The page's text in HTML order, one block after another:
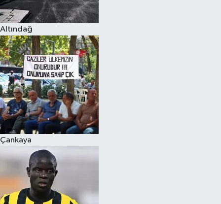
Altındağ
Çankaya